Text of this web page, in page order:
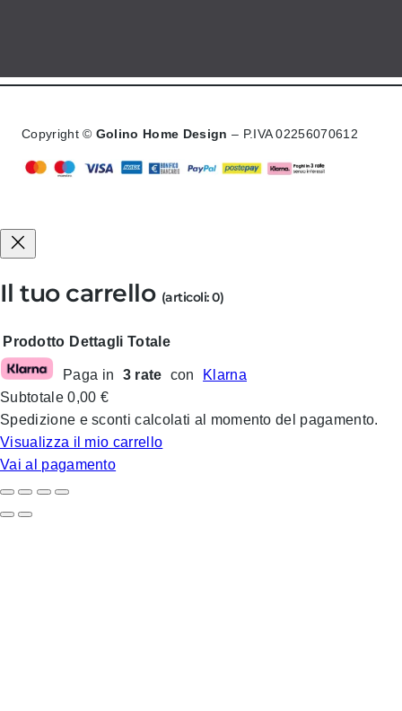
Copyright © Golino Home Design – P.IVA 02256070612
Il tuo carrello (articoli: 0)
Prodotti
nel
carrello
Prodotto Dettagli Totale
Paga in 3 rate con
Klarna
Subtotale0,00 €
Spedizione e sconti calcolati al momento del pagamento.
Visualizza il mio carrello
Vai al pagamento